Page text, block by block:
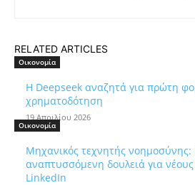
RELATED ARTICLES
Οικονομία
Η Deepseek αναζητά για πρώτη
χρηματοδότηση
19 Απριλίου 2026
Οικονομία
Μηχανικός τεχνητής νοημοσύνης:
αναπτυσσόμενη δουλειά για
LinkedIn